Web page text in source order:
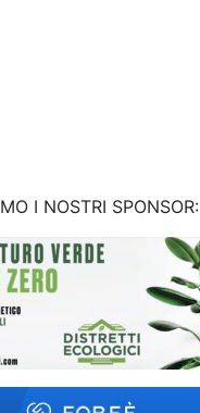
I NOSTRI SPONSOR: